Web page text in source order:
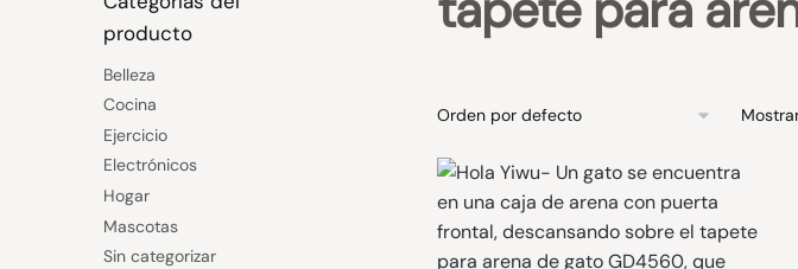
producto
Belleza
Cocina
Ejercicio
Electrónicos
Hogar
Mascotas
Sin categorizar